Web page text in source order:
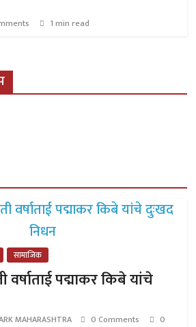
1 min read
सामाजिक
वर्षाताई पद्माकर किबे यांचे
MAHARASHTRA 0 Comments
0